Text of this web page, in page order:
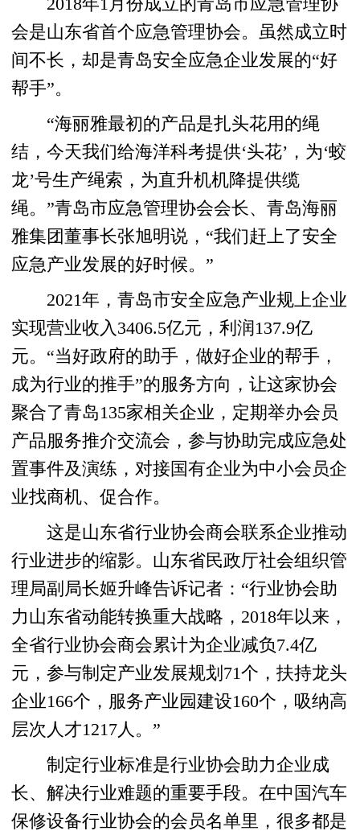
2018年1月份成立的青岛市应急管理协
会是山东省首个应急管理协会。虽然成立时
间不长，却是青岛安全应急企业发展的“好
帮手”。
“海丽雅最初的产品是扎头花用的绳
结，今天我们给海洋科考提供‘头花’，为‘蛟
龙’号生产绳索，为直升机机降提供缆
绳。”青岛市应急管理协会会长、青岛海丽
雅集团董事长张旭明说，“我们赶上了安全
应急产业发展的好时候。”
2021年，青岛市安全应急产业规上企业
实现营业收入3406.5亿元，利润137.9亿
元。“当好政府的助手，做好企业的帮手，
成为行业的推手”的服务方向，让这家协会
聚合了青岛135家相关企业，定期举办会员
产品服务推介交流会，参与协助完成应急处
置事件及演练，对接国有企业为中小会员企
业找商机、促合作。
这是山东省行业协会商会联系企业推动
行业进步的缩影。山东省民政厅社会组织管
理局副局长姬升峰告诉记者：“行业协会助
力山东省动能转换重大战略，2018年以来，
全省行业协会商会累计为企业减负7.4亿
元，参与制定产业发展规划71个，扶持龙头
企业166个，服务产业园建设160个，吸纳高
层次人才1217人。”
制定行业标准是行业协会助力企业成
长、解决行业难题的重要手段。在中国汽车
保修设备行业协会的会员名单里，很多都是